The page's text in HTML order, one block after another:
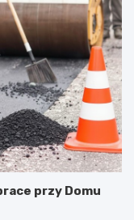
przy Domu